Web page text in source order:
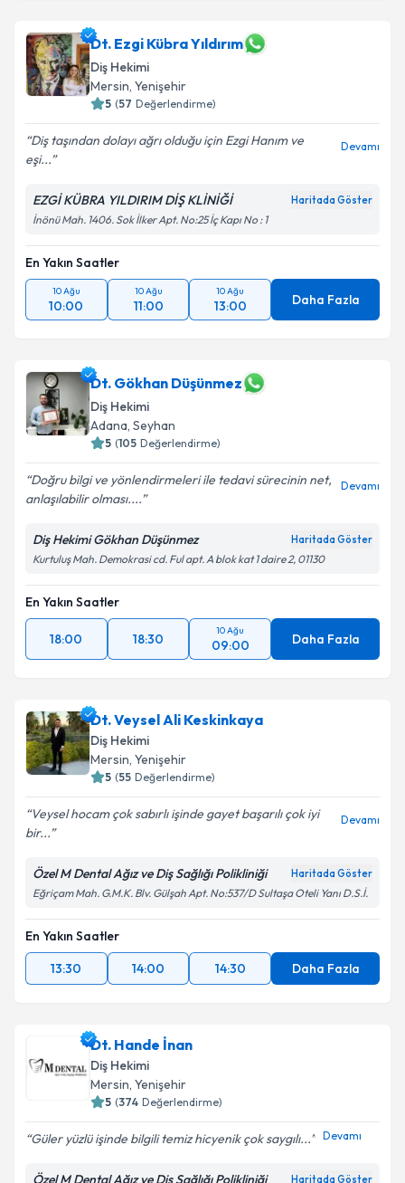
Dt. Ezgi Kübra Yıldırım
Diş Hekimi
Mersin, Yenişehir
5 (57 Değerlendirme)
Diş taşından dolayı ağrı olduğu için Ezgi Hanım ve
eşi...
Devamı
EZGİ KÜBRA YILDIRIM DİŞ KLİNİĞİ Haritada Göster
İnönü Mah. 1406. Sok İlker Apt. No:25 İç Kapı No : 1
En Yakın Saatler
10 Ağu
10:00
10 Ağu
11:00
10 Ağu
13:00 Daha Fazla
Dt. Gökhan Düşünmez
Diş Hekimi
Adana, Seyhan
5 (105 Değerlendirme)
Doğru bilgi ve yönlendirmeleri ile tedavi sürecinin net,
anlaşılabilir olması....
Devamı
Diş Hekimi Gökhan Düşünmez Haritada Göster
Kurtuluş Mah. Demokrasi cd. Ful apt. A blok kat 1 daire 2, 01130
En Yakın Saatler
18:00 18:30
10 Ağu
09:00 Daha Fazla
Dt. Veysel Ali Keskinkaya
Diş Hekimi
Mersin, Yenişehir
5 (55 Değerlendirme)
Veysel hocam çok sabırlı işinde gayet başarılı çok iyi
bir...
Devamı
Özel M Dental Ağız ve Diş Sağlığı Polikliniği Haritada Göster
Eğriçam Mah. G.M.K. Blv. Gülşah Apt. No:537/D Sultaşa Oteli Yanı D.S.İ.
En Yakın Saatler
13:30
14:00 14:30 Daha Fazla
Dt. Hande İnan
Diş Hekimi
Mersin, Yenişehir
5 (374 Değerlendirme)
Güler yüzlü işinde bilgili temiz hicyenik çok saygılı... Devamı
Özel M Dental Ağız ve Diş Sağlığı Polikliniği Haritada Göster